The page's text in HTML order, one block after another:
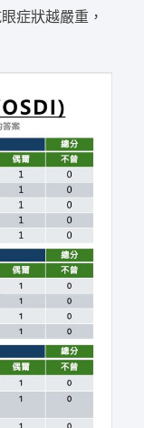
症狀越嚴重，